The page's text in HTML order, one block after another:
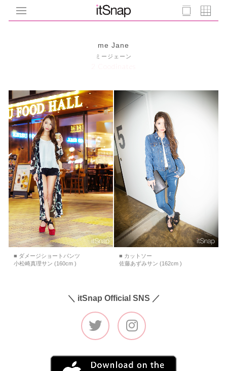
me Jane
ミージェーン
2 Coodinates
■ ダメージショートパンツ
小松崎真理サン (160cm )
■ カットソー
佐藤あずみサン (162cm )
＼ itSnap Official SNS ／